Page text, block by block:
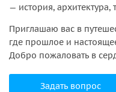
— история, архитектура,
Приглашаю вас в
где прошлое и
Добро пожаловать в
Задать вопрос